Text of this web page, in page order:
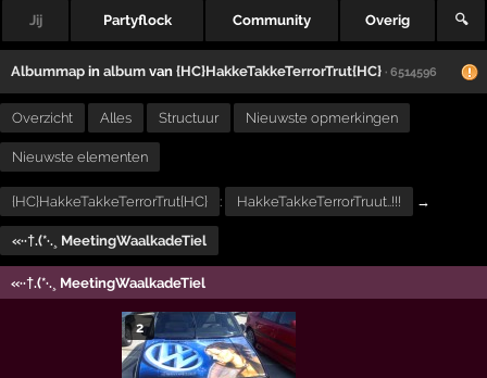
Jij Partyflock Community Overig 🔍
Albummap inalbum van{HC}HakkeTakkeTerrorTrut{HC} · 6514596
Overzicht Alles Structuur Nieuwste opmerkingen
Nieuwste elementen
{HC}HakkeTakkeTerrorTrut{HC} : HakkeTakkeTerrorTruut..!!! →
«··†.(*·.¸ MeetingWaalkadeTiel
«··†.(*·.¸ MeetingWaalkadeTiel
2